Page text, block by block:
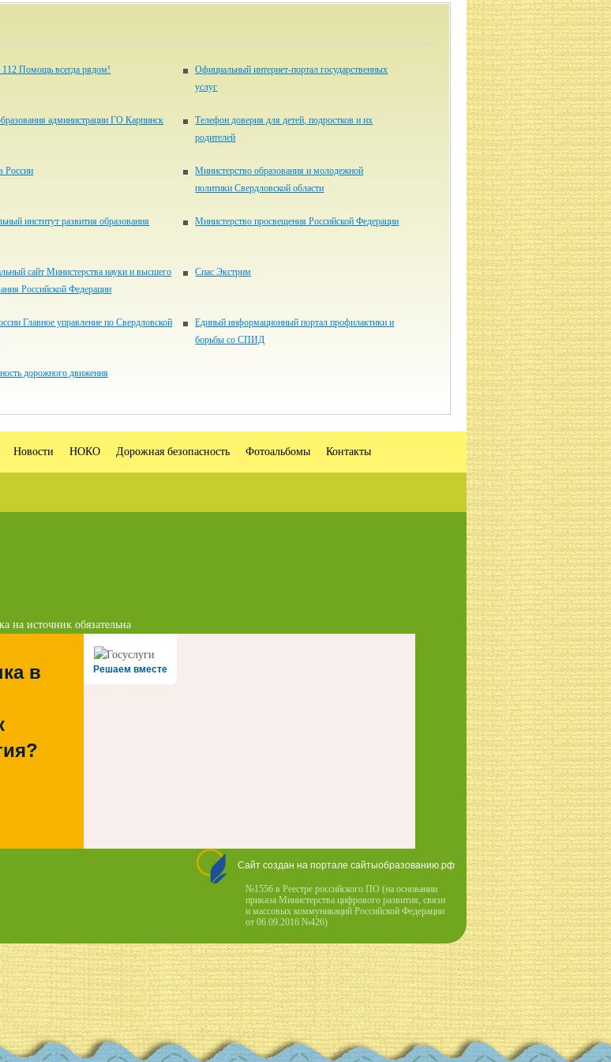
Помощь всегда рядом!
Официальный интернет-портал государственных
услуг
администрации ГО Карпинск
Телефон доверия для детей, подростков и их
родителей
России
Министерство образования и молодежной
политики Свердловской области
институт развития образования Министерство просвещения Российской Федерации
сайт Министерства науки и высшего
Российской Федерации
Спас Экстрим
Главное управление по Свердловской
Единый информационный портал профилактики и
борьбы со СПИД
дорожного движения
Новости НОКО Дорожная безопасность Фотоальбомы Контакты
на источник обязательна
Решаем вместе
в
Сайт создан на портале сайтыобразованию.рф
№1556 в Реестре российского ПО (на основании
приказа Министерства цифрового развития, связи
и массовых коммуникаций Российской Федерации
от 06.09.2016 №426)